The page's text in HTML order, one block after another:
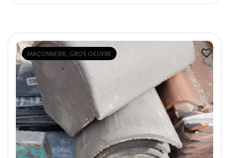
MAÇONNERIE, GROS OEUVRE